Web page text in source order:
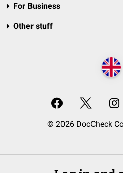
For Business
Other stuff
© 2026 DocCheck